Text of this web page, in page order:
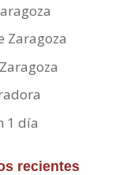
Zaragoza
1 día
recientes